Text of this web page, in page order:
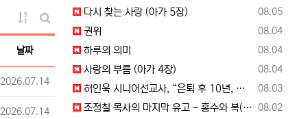
게시물 정렬
게시판 검색
날짜
등록일
2026.07.14
등록일
2026.07.14
등록일
08.05
다시 찾는 사랑 (아가 5장)
등록일
08.04
권위
등록일
08.04
하루의 의미
등록일
08.04
사랑의 부름 (아가 4장)
등록일
08.03
허인욱 시니어선교사, “은퇴 후 10년, 시니어를 다시 선교사로 세우는 사역에 헌신”
등록일
08.02
조정칠 목사의 마지막 유고 - 홍수와 복(福) 자(字)